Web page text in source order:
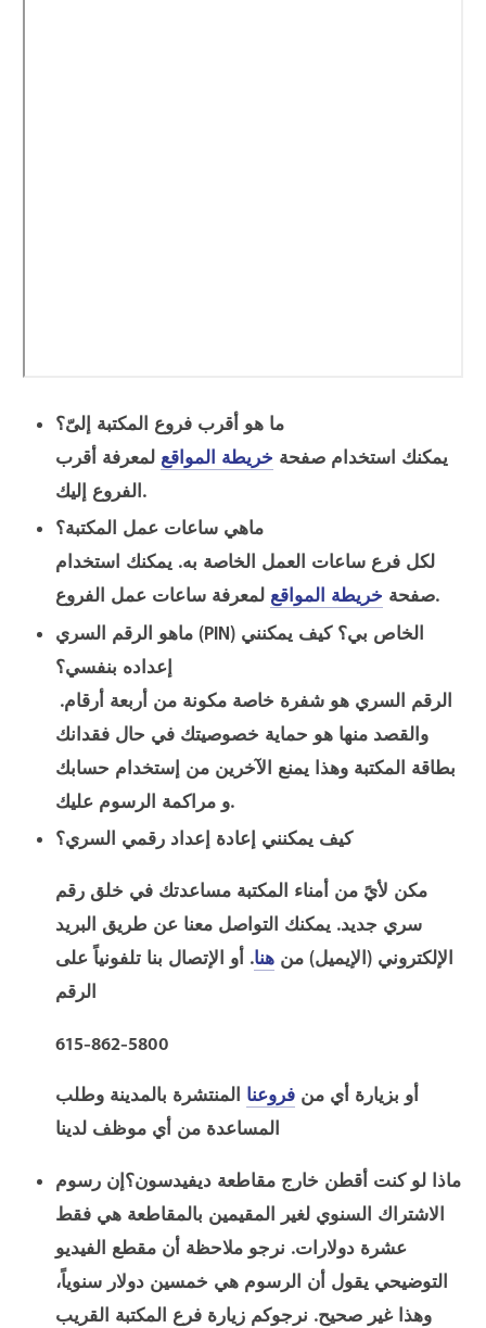
ما هو أقرب فروع المكتبة إلىّ؟
يمكنك استخدام صفحة خريطة المواقع لمعرفة أقرب
الفروع إليك.
ماهي ساعات عمل المكتبة؟
لكل فرع ساعات العمل الخاصة به. يمكنك استخدام
صفحة خريطة المواقع
لمعرفة ساعات عمل الفروع.
ماهو الرقم السري (PIN) الخاص بي؟ كيف يمكنني
إعداده بنفسي؟
والقصد منها هو حماية خصوصيتك في حال فقدانك
بطاقة المكتبة وهذا يمنع الآخرين من إستخدام حسابك
و مراكمة الرسوم عليك.
كيف يمكنني إعادة إعداد رقمي السري؟
مكن لأيً من أمناء المكتبة مساعدتك في خلق رقم
سري جديد. يمكنك التواصل معنا عن طريق البريد
الإلكتروني (الإيميل) منهنا. أو الإتصال بنا تلفونياً على
615-862-5800
أو بزيارة أي منفروعنا المنتشرة بالمدينة وطلب
المساعدة من أي موظف لدينا
ماذا لو كنت أقطن خارج مقاطعة ديفيدسون؟إن رسوم
الاشتراك السنوي لغير المقيمين بالمقاطعة هي فقط
عشرة دولارات. نرجو ملاحظة أن مقطع الفيديو
التوضيحي يقول أن الرسوم هي خمسين دولار سنوياً،
وهذا غير صحيح. نرجوكم زيارة فرع المكتبة القريب